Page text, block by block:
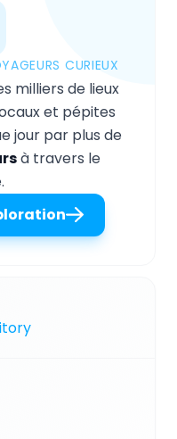
CURIEUX
milliers de lieux
et pépites
jour par plus de
à travers le